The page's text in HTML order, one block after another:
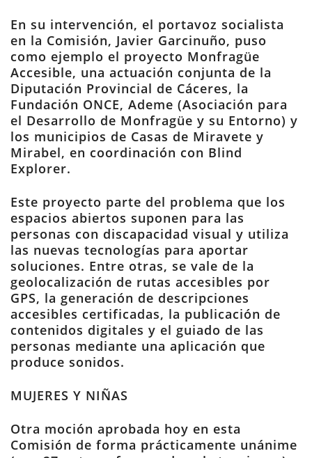
En su intervención, el portavoz socialista
en la Comisión, Javier Garcinuño, puso
como ejemplo el proyecto Monfragüe
Accesible, una actuación conjunta de la
Diputación Provincial de Cáceres, la
Fundación ONCE, Ademe (Asociación para
el Desarrollo de Monfragüe y su Entorno) y
los municipios de Casas de Miravete y
Mirabel, en coordinación con Blind
Explorer.
Este proyecto parte del problema que los
espacios abiertos suponen para las
personas con discapacidad visual y utiliza
las nuevas tecnologías para aportar
soluciones. Entre otras, se vale de la
geolocalización de rutas accesibles por
GPS, la generación de descripciones
accesibles certificadas, la publicación de
contenidos digitales y el guiado de las
personas mediante una aplicación que
produce sonidos.
MUJERES Y NIÑAS
Otra moción aprobada hoy en esta
Comisión de forma prácticamente unánime